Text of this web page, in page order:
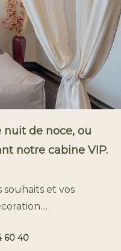
de noce, ou
notre cabine VIP.
et vos
60 40